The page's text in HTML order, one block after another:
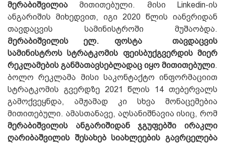
მერაბიშვილიამითითებული. Მისი Linkedin-ის
ანგარიშის მიხედვით, იგი 2020 წლის იანვრიდან
თავდაცვის სამინისტროში მუშაობდა.
Მერაბიშვილის ელ. ფოსტა თავდაცვის
სამინისტროს სტრატკომის ფეისბუქგვერდის მიერ
რეკლამების განმათავსებლადაც იყო მითითებული.
ბოლო რეკლამა მისი საკონტაქტო ინფორმაციით
სტრატკომის გვერდზე 2021 წლის 14 თებერვალს
გამოქვეყნდა, ამჟამად კი სხვა მონაცემებია
მითითებული. ამასთანავე, აღსანიშნავია ისიც, რომ
მერაბიშვილის ანგარიშიდან ჯგუფებში ირაკლი
ღარიბაშვილის შესახებ სიახლეების გავრცელება